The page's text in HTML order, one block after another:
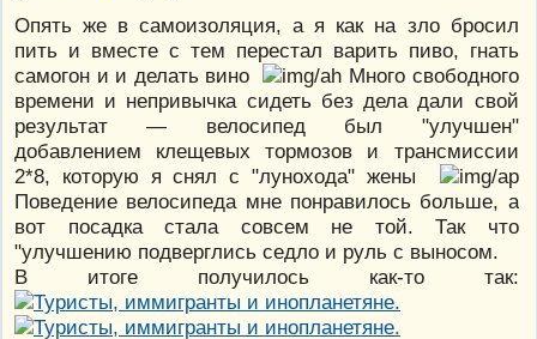
Опять же в самоизоляция, а я как на зло бросил
пить и вместе с тем перестал варить пиво, гнать
самогон и и делать вино
Много свободного
времени и непривычка сидеть без дела дали свой
результат — велосипед был "улучшен"
добавлением клещевых тормозов и трансмиссии
2*8, которую я снял с "лунохода" жены
Поведение велосипеда мне понравилось больше, а
вот посадка стала совсем не той. Так что
"улучшению подверглись седло и руль с выносом.
В итоге получилось как-то так: